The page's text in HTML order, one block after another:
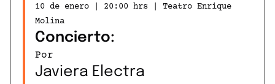
10 de enero | 20:00 hrs | Teatro Enrique
Molina
Concierto:
Por
Javiera Electra